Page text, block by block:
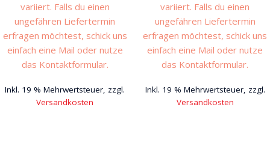
variiert. Falls du einen
ungefähren Liefertermin
erfragen möchtest, schick uns
einfach eine Mail oder nutze
das Kontaktformular.
Inkl. 19 % Mehrwertsteuer, zzgl.
Versandkosten
variiert. Falls du einen
ungefähren Liefertermin
erfragen möchtest, schick uns
einfach eine Mail oder nutze
das Kontaktformular.
Inkl. 19 % Mehrwertsteuer, zzgl.
Versandkosten